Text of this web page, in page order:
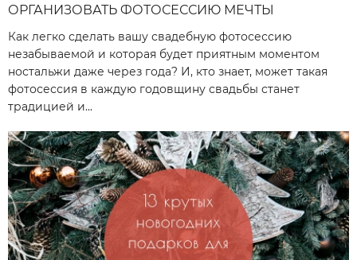
ОРГАНИЗОВАТЬ ФОТОСЕССИЮ МЕЧТЫ
Как легко сделать вашу свадебную фотосессию
незабываемой и которая будет приятным моментом
ностальжи даже через года? И, кто знает, может такая
фотосессия в каждую годовщину свадьбы станет
традицией и...